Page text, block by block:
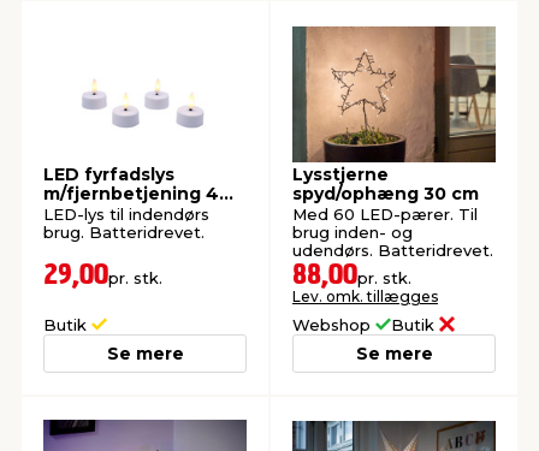
LED fyrfadslys
m/fjernbetjening 4
stk.
LED-lys til indendørs
brug. Batteridrevet.
29,00pr. stk.
Butik
Se mere
Lysstjerne
spyd/ophæng 30 cm
Med 60 LED-pærer. Til
brug inden- og
udendørs. Batteridrevet.
88,00pr. stk.
Lev. omk. tillægges
Webshop Butik
Se mere